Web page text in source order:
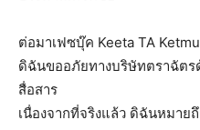
ต่อมาเฟซบุ๊ค Keeta TA
ดิฉันขออภัยทางบริษัทตราฉัตร
สื่อสาร
เนื่องจากที่จริงแล้ว ดิฉันหมาย